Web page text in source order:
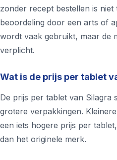
zonder recept bestellen is niet
beoordeling door een arts of
wordt vaak gebruikt, maar de
verplicht.
Wat is de prijs per tablet
De prijs per tablet van Silagra
grotere verpakkingen.
een iets hogere prijs per
dan het originele merk.